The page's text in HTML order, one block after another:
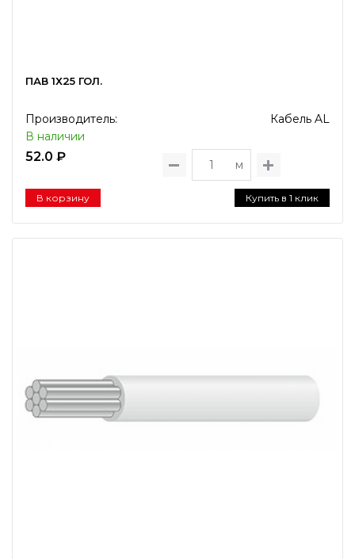
ПАВ 1Х25 ГОЛ.
Производитель:
Кабель AL
В наличии
52.0 ₽
м
В корзину Купить в 1 клик